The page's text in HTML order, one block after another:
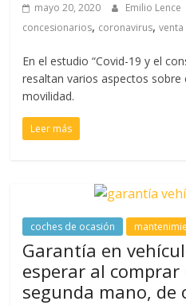
mayo 20, 2020 Emilio Lence
concesionarios, coronavirus,
En el estudio “Covid-19 y el
resaltan varios aspectos
movilidad.
Leer más
coches de ocasión
Garantía en
esperar al comprar
segunda mano, de